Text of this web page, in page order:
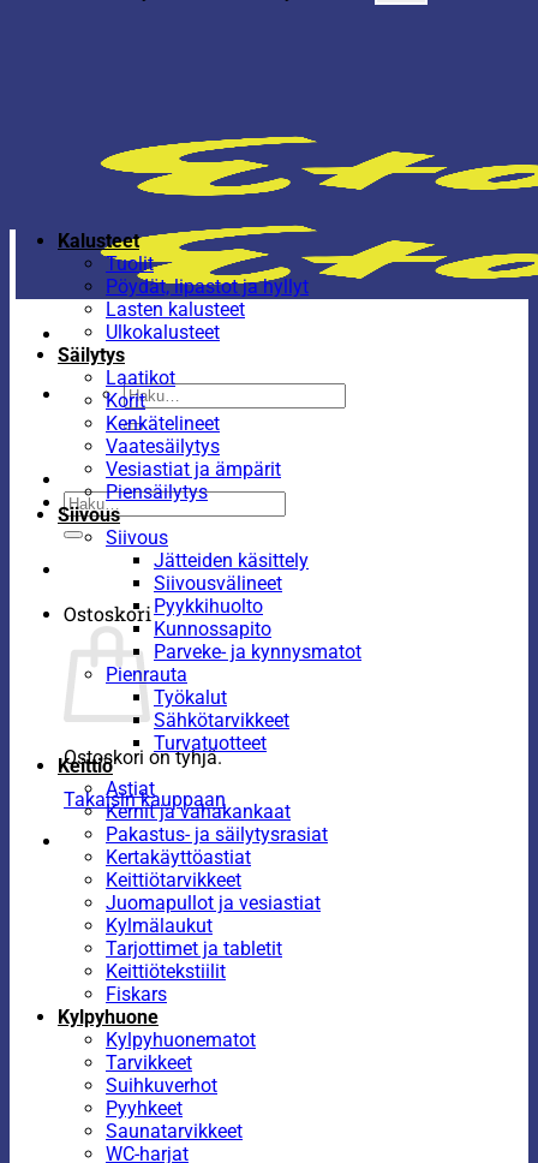
Etsi:
Etsi:
Ostoskori
Ostoskori on tyhjä.
Takaisin kauppaan
Kalusteet
Tuolit
Pöydät, lipastot ja hyllyt
Lasten kalusteet
Ulkokalusteet
Säilytys
Laatikot
Korit
Kenkätelineet
Vaatesäilytys
Vesiastiat ja ämpärit
Piensäilytys
Siivous
Siivous
Jätteiden käsittely
Siivousvälineet
Pyykkihuolto
Kunnossapito
Parveke- ja kynnysmatot
Pienrauta
Työkalut
Sähkötarvikkeet
Turvatuotteet
Keittiö
Astiat
Kernit ja vahakankaat
Pakastus- ja säilytysrasiat
Kertakäyttöastiat
Keittiötarvikkeet
Juomapullot ja vesiastiat
Kylmälaukut
Tarjottimet ja tabletit
Keittiötekstiilit
Fiskars
Kylpyhuone
Kylpyhuonematot
Tarvikkeet
Suihkuverhot
Pyyhkeet
Saunatarvikkeet
WC-harjat